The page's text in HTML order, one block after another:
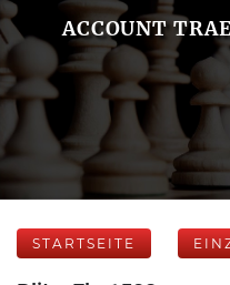
ACCOUNT
STARTSEITE